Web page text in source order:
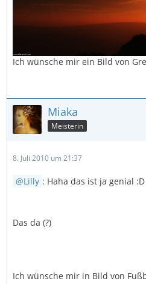
Ich wünsche mir ein Bild von
Miaka
Meisterin
8. Juli 2010 um 21:37
Lilly : Haha das ist ja genial :D
Das da (?)
Ich wünsche mir in Bild von